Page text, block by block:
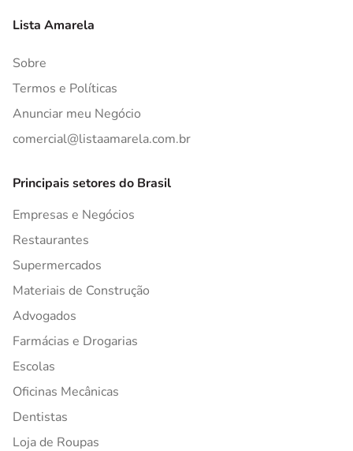
Lista Amarela
Sobre
Termos e Políticas
Anunciar meu Negócio
comercial@listaamarela.com.br
Principais setores do Brasil
Empresas e Negócios
Restaurantes
Supermercados
Materiais de Construção
Advogados
Farmácias e Drogarias
Escolas
Oficinas Mecânicas
Dentistas
Loja de Roupas